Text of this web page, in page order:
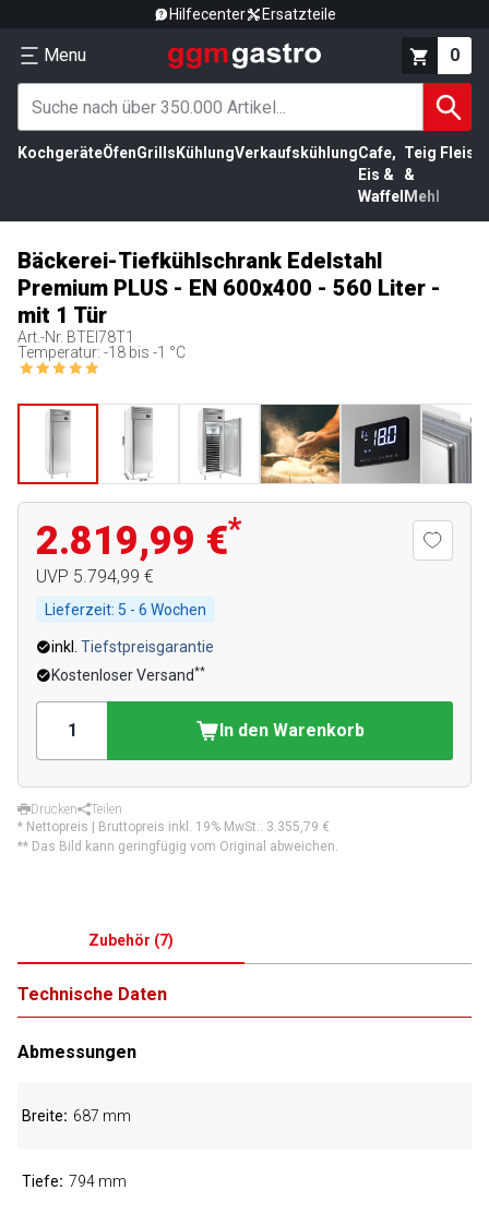
Hilfecenter Ersatzteile
Menu 0
KochgeräteÖfenGrills KühlungVerkaufskühlungCafe,
Eis &
Waffel
Teig
&
Mehl
Bäckerei-Tiefkühlschrank Edelstahl
Premium PLUS - EN 600x400 - 560 Liter -
mit 1 Tür
Art.-Nr. BTEI78T1
Temperatur: -18 bis -1 °C
2.819,99 €*
UVP 5.794,99 €
Lieferzeit: 5 - 6 Wochen
inkl. Tiefstpreisgarantie
Kostenloser Versand**
In den Warenkorb
Drucken
Teilen
* Nettopreis | Bruttopreis inkl. 19% MwSt.: 3.355,79 €
** Das Bild kann geringfügig vom Original abweichen.
Zubehör (7)
Technische Daten
Abmessungen
Breite 687 mm
Tiefe 794 mm